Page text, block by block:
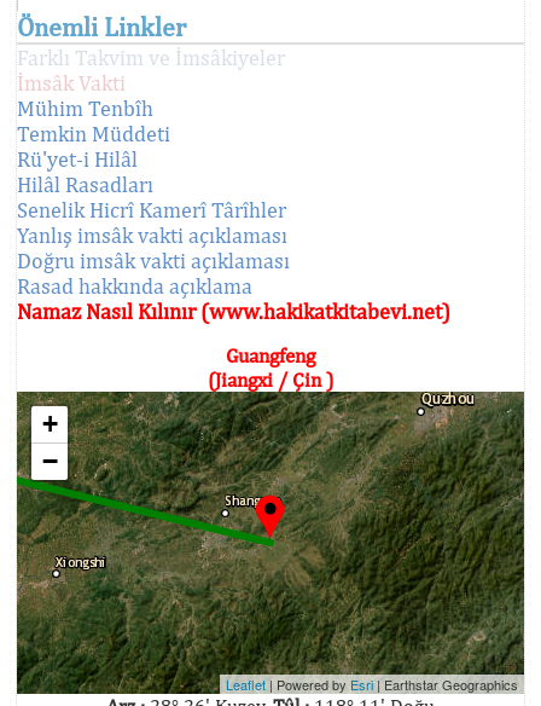
Önemli Linkler
Farklı Takvim ve İmsâkiyeler
İmsâk Vakti
Mühim Tenbîh
Temkin Müddeti
Rü'yet-i Hilâl
Hilâl Rasadları
Senelik Hicrî Kamerî Târîhler
Yanlış imsâk vakti açıklaması
Doğru imsâk vakti açıklaması
Rasad hakkında açıklama
Namaz Nasıl Kılınır (www.hakikatkitabevi.net)
Guangfeng
(Jiangxi / Çin )
+
−
Leaflet | Powered by Esri | Earthstar Geographics